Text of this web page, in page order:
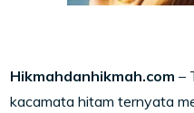
Hikmahdanhikmah.com –
kacamata hitam ternyata